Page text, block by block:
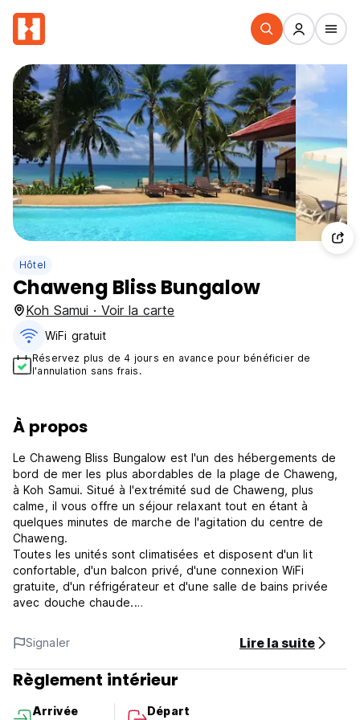
Hôtel
Chaweng Bliss Bungalow
Koh Samui · Voir la carte
WiFi gratuit
Réservez plus de 4 jours en avance pour bénéficier de
l'annulation sans frais.
À propos
Le Chaweng Bliss Bungalow est l'un des hébergements de
bord de mer les plus abordables de la plage de Chaweng,
à Koh Samui. Situé à l'extrémité sud de Chaweng, plus
calme, il vous offre un séjour relaxant tout en étant à
quelques minutes de marche de l'agitation du centre de
Chaweng.
Toutes les unités sont climatisées et disposent d'un lit
confortable, d'un balcon privé, d'une connexion WiFi
gratuite, d'un réfrigérateur et d'une salle de bains privée
avec douche chaude.
blanc et à la pittoresque piscine de bord de mer.
***Politique et conditions de la propriété :
1. Politique d'annulation : Au moins 3 jours à l'avance pour
une annulation gratuite.
indiquer l'heure approximative de votre arrivée afin que
Signaler Lire la suite
Règlement intérieur
Arrivée
Départ